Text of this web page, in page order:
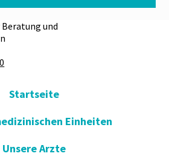
Beratung und
Startseite
Einheiten
Unsere Arzte